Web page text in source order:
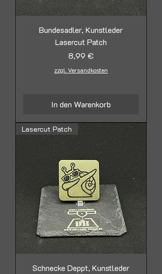
Bundesadler, Kunstleder
Lasercut Patch
Preis
8,99 €
zzgl. Versandkosten
In den Warenkorb
Lasercut Patch
Schnecke Deppt, Kunstleder